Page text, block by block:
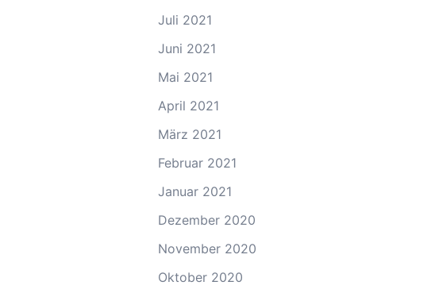
Juli 2021
Juni 2021
Mai 2021
April 2021
März 2021
Februar 2021
Januar 2021
Dezember 2020
November 2020
Oktober 2020